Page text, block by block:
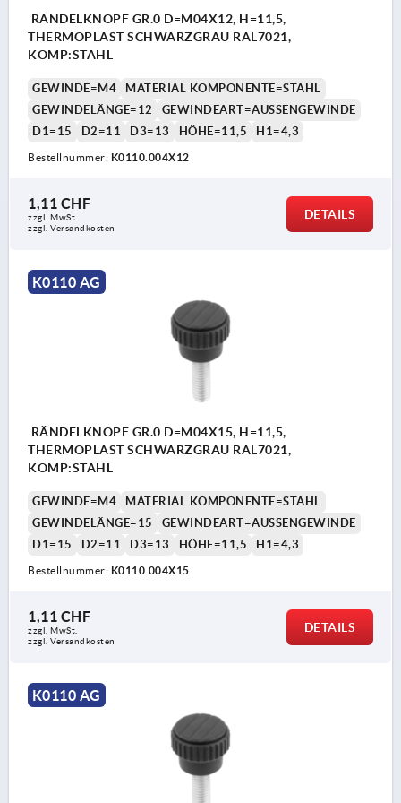
RÄNDELKNOPF GR.0 D=M04X12, H=11,5,
THERMOPLAST SCHWARZGRAU RAL7021,
KOMP:STAHL
GEWINDE=M4
MATERIAL KOMPONENTE=STAHL
GEWINDELÄNGE=12
GEWINDEART=AUSSENGEWINDE
D1=15
D2=11 D3=13 HÖHE=11,5 H1=4,3
Bestellnummer: K0110.004X12
1,11 CHF
zzgl. MwSt.
zzgl. Versandkosten
DETAILS
K0110 AG
RÄNDELKNOPF GR.0 D=M04X15, H=11,5,
THERMOPLAST SCHWARZGRAU RAL7021,
KOMP:STAHL
GEWINDE=M4
MATERIAL KOMPONENTE=STAHL
GEWINDELÄNGE=15
GEWINDEART=AUSSENGEWINDE
D1=15
D2=11 D3=13 HÖHE=11,5 H1=4,3
Bestellnummer: K0110.004X15
1,11 CHF
zzgl. MwSt.
zzgl. Versandkosten
DETAILS
K0110 AG